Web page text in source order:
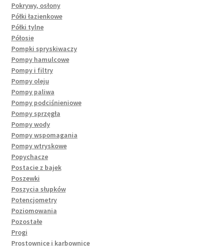
Pokrywy, osłony
Półki łazienkowe
Półki tylne
Półosie
Pompki spryskiwaczy
Pompy hamulcowe
Pompy i filtry
Pompy oleju
Pompy paliwa
Pompy podciśnieniowe
Pompy sprzęgła
Pompy wody
Pompy wspomagania
Pompy wtryskowe
Popychacze
Postacie z bajek
Poszewki
Poszycia słupków
Potencjometry
Poziomowania
Pozostałe
Progi
Prostownice i karbownice